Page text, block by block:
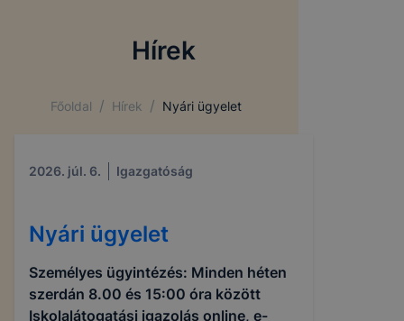
Hírek
Főoldal / Hírek / Nyári ügyelet
2026. júl. 6. Igazgatóság
Nyári ügyelet
Személyes ügyintézés: Minden héten
szerdán 8.00 és 15:00 óra között
Iskolalátogatási igazolás online, e-